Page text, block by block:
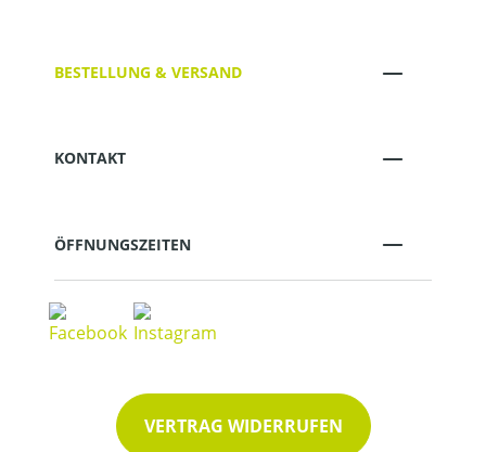
BESTELLUNG & VERSAND
KONTAKT
ÖFFNUNGSZEITEN
VERTRAG WIDERRUFEN